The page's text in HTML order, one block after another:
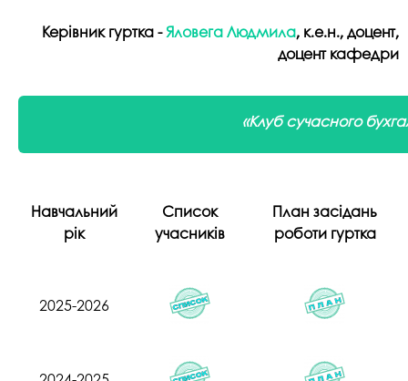
Керівник гуртка -Яловега Людмила, к.е.н., доцент,
доцент кафедри
«Клуб сучасного
Навчальний
рік
Список
учасників
План засідань
роботи гуртка
2025-2026